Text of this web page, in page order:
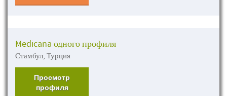
Medicana одного профиля
Стамбул, Турция
Просмотр
профиля